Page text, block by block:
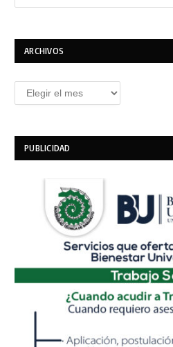
ARCHIVOS
Archivos
PUBLICIDAD